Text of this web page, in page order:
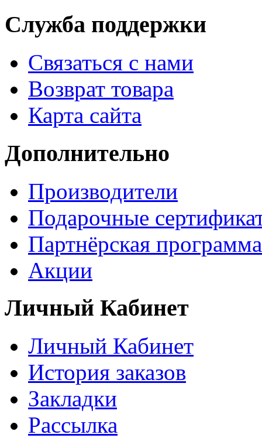
Служба поддержки
Связаться с нами
Возврат товара
Карта сайта
Дополнительно
Производители
Подарочные
Партнёрская программа
Акции
Личный Кабинет
Личный Кабинет
История заказов
Закладки
Рассылка